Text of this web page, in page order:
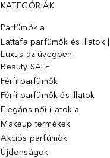
KATEGÓRIÁK
Parfümök ️a
Lattafa parfümök és illatok |
Luxus az üvegben
Beauty SALE
Férfi parfümök
Férfi parfümök és illatok
Elegáns női illatok ️a
Makeup termékek
Akciós parfümök
Újdonságok